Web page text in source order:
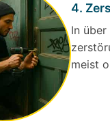
4.
In
meist